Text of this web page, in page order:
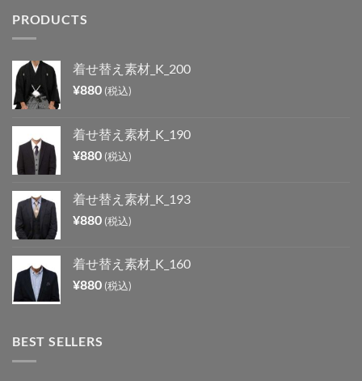
PRODUCTS
着せ替え素材_K_200
¥880 (税込)
着せ替え素材_K_190
¥880 (税込)
着せ替え素材_K_193
¥880 (税込)
着せ替え素材_K_160
¥880 (税込)
BEST SELLERS